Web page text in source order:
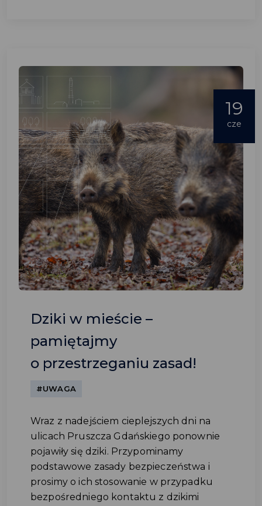
19
cze
Dziki w mieście –
pamiętajmy
o przestrzeganiu zasad!
#UWAGA
Wraz z nadejściem cieplejszych dni na
ulicach Pruszcza Gdańskiego ponownie
pojawiły się dziki. Przypominamy
podstawowe zasady bezpieczeństwa i
prosimy o ich stosowanie w przypadku
bezpośredniego kontaktu z dzikimi